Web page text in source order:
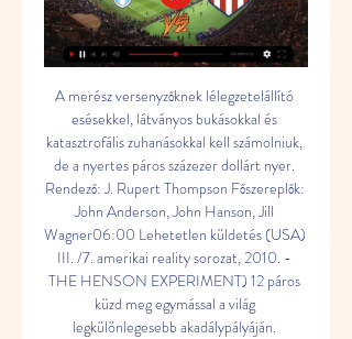
A merész versenyzőknek lélegzetelállító
esésekkel, látványos bukásokkal és
katasztrofális zuhanásokkal kell számolniuk,
de a nyertes páros százezer dollárt nyer.
Rendező: J. Rupert Thompson Főszereplők:
John Anderson, John Hanson, Jill
Wagner06:00 Lehetetlen küldetés (USA)
III. /7. amerikai reality sorozat, 2010. -
THE HENSON EXPERIMENT) 12 páros
küzd meg egymással a világ
legkülönlegesebb akadálypályáján.